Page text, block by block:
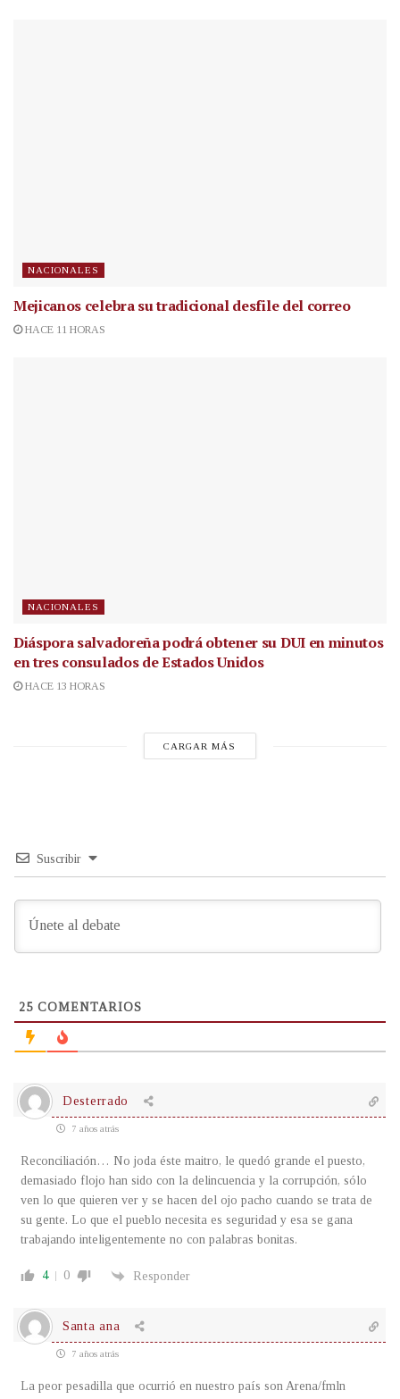
NACIONALES
Mejicanos celebra su tradicional desfile del correo
HACE 11 HORAS
NACIONALES
Diáspora salvadoreña podrá obtener su DUI en minutos
en tres consulados de Estados Unidos
HACE 13 HORAS
CARGAR MÁS
Suscribir
25 COMENTARIOS
Desterrado
7 años atrás
Reconciliación… No joda éste maitro, le quedó grande el puesto,
demasiado flojo han sido con la delincuencia y la corrupción, sólo
ven lo que quieren ver y se hacen del ojo pacho cuando se trata de
su gente. Lo que el pueblo necesita es seguridad y esa se gana
trabajando inteligentemente no con palabras bonitas.
4 0 Responder
Santa ana
7 años atrás
La peor pesadilla que ocurrió en nuestro país son Arena/fmln